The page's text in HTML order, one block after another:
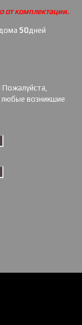
от комплектации.
50дней
любые возникшие